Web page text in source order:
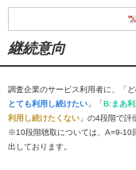
継続意向
調査企業のサービス利用者に、「
とても利用し続けたい 」「B:まあ
利用し続けたくない 」の4段階で評
※10段階聴取については、A=9-10
出しております。